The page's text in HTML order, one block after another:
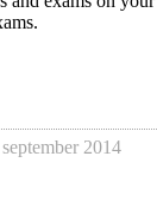
2014